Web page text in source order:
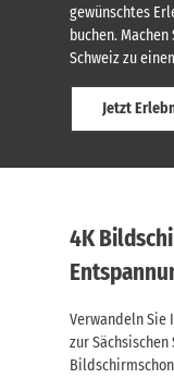
gewünschtes
buchen.
Schweiz zu
Jetzt
4K
Verwandeln Sie
zur